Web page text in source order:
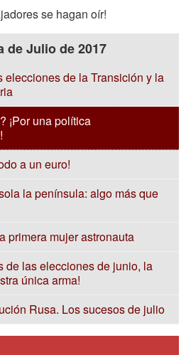
se hagan oír!
de Julio de 2017
elecciones de la Transición y la
¡Por una política
a un euro!
la península: algo más que
primera mujer astronauta
de las elecciones de junio, la
única arma!
Rusa. Los sucesos de julio